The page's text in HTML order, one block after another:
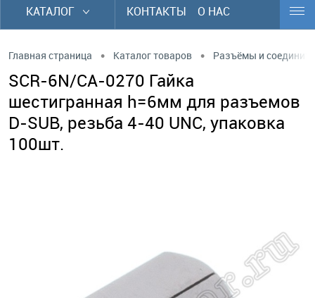
КАТАЛОГ КОНТАКТЫ О НАС
Главная страница • Каталог товаров • Разъёмы и
SCR-6N/CA-0270 Гайка
шестигранная h=6мм для разъемов
D-SUB, резьба 4-40 UNC, упаковка
100шт.